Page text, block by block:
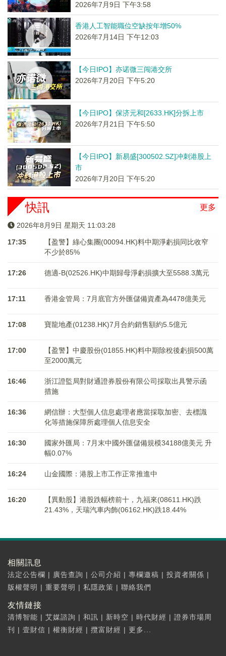
2026年7月9日 下午3:58
香港人工智能職位空缺按年增50%
2026年7月14日 下午12:03
【今日IPO】亦诺微三闯港交所
2026年7月20日 下午5:20
【今日IPO】保济元和[2633.HK]分拆上市
2026年7月21日 下午5:50
【今日IPO】新易盛[300502.SZ]冲刺港股上
市
2026年7月20日 下午5:20
更多
快訊
2026年8月9日 星期天 11:03:28
17:35
【盈警】綠心集團(00094.HK)料中期淨虧損同比收窄
不少於85%
17:26 德適-B(02526.HK)中期歸母淨虧損擴大至5588.3萬元
17:11 香港金管局：7月底官方外匯儲備資產為4478億美元
17:08 寶龍地產(01238.HK)7月合約銷售額約5.5億元
17:00
【盈警】中慶股份(01855.HK)料中期除稅後虧損500萬
至2000萬元
16:46
浙江證監局對財通證券股份有限公司採取出具警示函
措施
16:36
網信辦：大型個人信息處理者應當採取加密、去標識
化等措施保障所處理個人信息安全
16:30
國家外匯局：7月末中國外匯儲備規模34188億美元 升
幅0.07%
16:24 山金國際：港股上市工作正常推進中
16:20
【異動股】港股跌幅榜前十，九福來(08611.HK)跌
21.43%，天瑞汽車内飾(06162.HK)跌18.44%
相關訊息
法定公告欄 | 廣告查詢 | 公司介紹 | 專欄邀稿 | 投資者關係 |
版權聲明 | 重要聲明 | 私隱政策 | 聯絡我們
友情鏈接
清博智能 | 艾媒諮詢 | 和訊 | 新時空 | 時代財經 | 證券市場周
刊
| 壹財信 | 權衡財經 | 攬富財經 | 更多...